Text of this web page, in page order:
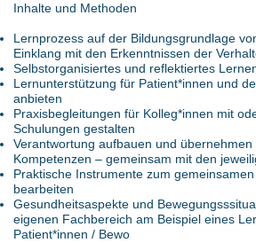
Inhalte und Methoden
Lernprozess auf der Bildungsgrundlage
Einklang mit den Erkenntnissen der
Selbstorganisiertes und reflektiertes
Lernunterstützung für Patient*innen und
anbieten
Praxisbegleitungen für Kolleg*innen mit
Schulungen gestalten
Verantwortung aufbauen und
Kompetenzen – gemeinsam mit den
Praktische Instrumente zum
bearbeiten
Gesundheitsaspekte und
eigenen Fachbereich am Beispiel eines
Patient*innen / Bewo